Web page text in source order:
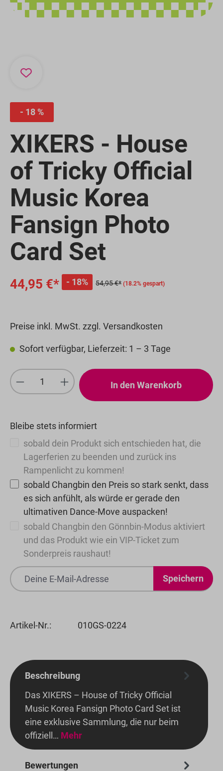
18 %
XIKERS - House
of Tricky Official
Music Korea
Fansign Photo
Card Set
44,95 €* 18% 54,95 €* (18.2% gespart)
Preise inkl. MwSt. zzgl. Versandkosten
Sofort verfügbar, Lieferzeit: 1 – 3 Tage
Produkt Anzahl: Gib den gewünschten
In den Warenkorb
Bleibe stets informiert
sobald dein Produkt sich entschieden hat, die
Lagerferien zu beenden und zurück ins
Rampenlicht zu kommen!
sobald Changbin den Preis so stark senkt, dass
es sich anfühlt, als würde er gerade den
ultimativen Dance-Move auspacken!
sobald Changbin den Gönnbin-Modus aktiviert
und das Produkt wie ein VIP-Ticket zum
Sonderpreis raushaut!
Speichern
Artikel-Nr.: 010GS-0224
Beschreibung
Das XIKERS – House of Tricky Official
Music Korea Fansign Photo Card Set ist
eine exklusive Sammlung, die nur beim
offiziell… Mehr
Bewertungen